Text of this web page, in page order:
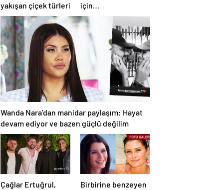
yakışan çiçek türleri
için…
Wanda Nara’dan manidar paylaşım: Hayat
devam ediyor ve bazen güçlü değilim
Çağlar Ertuğrul,
Birbirine benzeyen